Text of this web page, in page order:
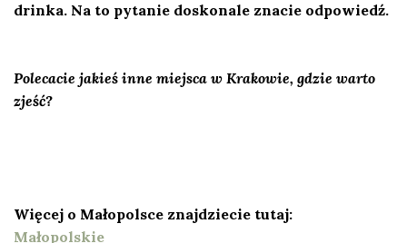
drinka. Na to pytanie doskonale znacie odpowiedź.
Polecacie jakieś inne miejsca w Krakowie, gdzie warto
zjeść?
Więcej o Małopolsce znajdziecie tutaj:
Małopolskie